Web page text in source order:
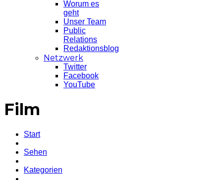
Worum es
geht
Unser Team
Public
Relations
Redaktionsblog
Netzwerk
Twitter
Facebook
YouTube
Film
Start
Sehen
Kategorien